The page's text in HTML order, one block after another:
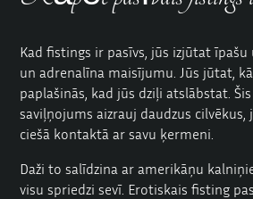
Kad fistings ir pasīvs, jūs izjūtat īpašu
un adrenalīna maisījumu. Jūs jūtat,
paplašinās, kad jūs dziļi atslābstat.
saviļņojums aizrauj daudzus
ciešā kontaktā ar savu ķermeni.
Daži to salīdzina ar amerikāņu
visu spriedzi sevī. Erotiskais fisting